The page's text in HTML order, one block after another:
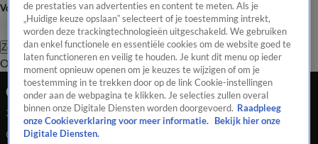
Volg Hart van Nederland
Zoeken
OverzichtRegioUitzendingenWeerTip de redactiePanelVideo's
Gewonde bij woningbrand Nispen
24 juli 2020, 17:46
Gewonde bij woningbrand Nispen
de prestaties van advertenties en content te meten. Als je
„Huidige keuze opslaan” selecteert of je toestemming intrekt,
worden deze trackingtechnologieën uitgeschakeld. We gebruiken
dan enkel functionele en essentiële cookies om de website goed te
laten functioneren en veilig te houden. Je kunt dit menu op ieder
moment opnieuw openen om je keuzes te wijzigen of om je
toestemming in te trekken door op de link Cookie-instellingen
onder aan de webpagina te klikken. Je selecties zullen overal
binnen onze Digitale Diensten worden doorgevoerd. Raadpleeg
onze Cookieverklaring voor meer informatie.
Bekijk hier onze
Digitale Diensten.